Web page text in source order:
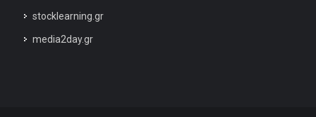
stocklearning.gr
media2day.gr